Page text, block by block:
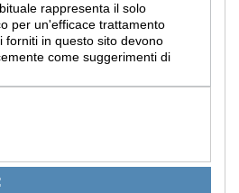
rappresenta il solo
per un'efficace trattamento
forniti in questo sito devono
come suggerimenti di